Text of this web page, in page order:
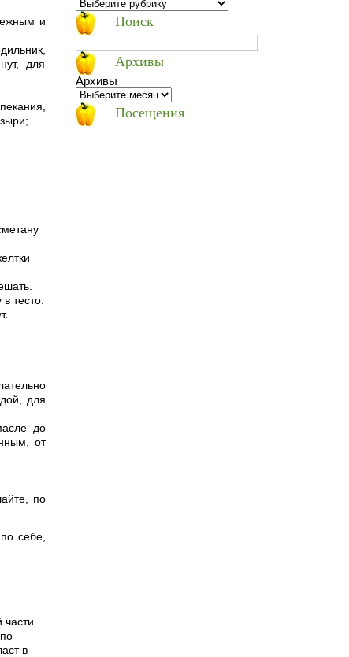
и
для
тесто.
для
до
от
по
себе,
в
Поиск
Архивы
Архивы
Посещения